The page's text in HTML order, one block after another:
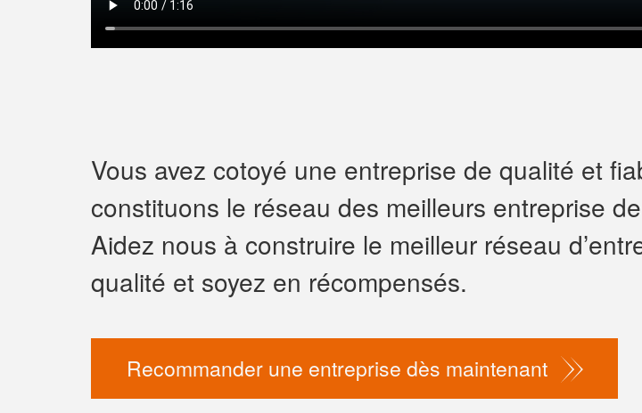
Vous avez cotoyé une entreprise de qualité et
constituons le réseau des meilleurs entreprise
Aidez nous à construire le meilleur réseau
qualité et soyez en récompensés.
Recommander une entreprise dès maintenant